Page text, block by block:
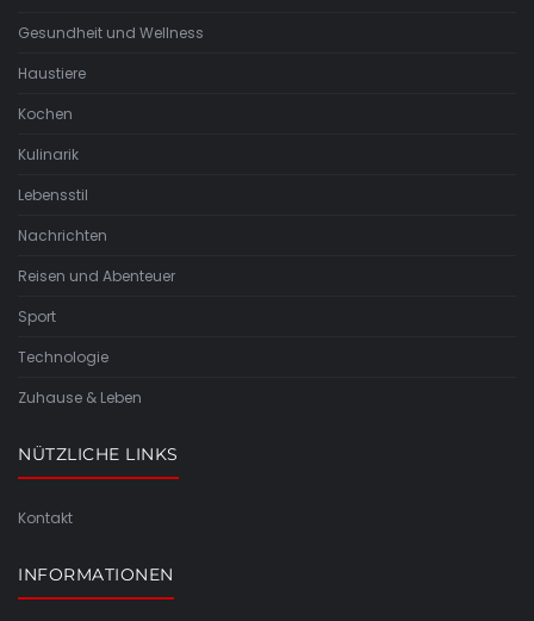
Gesundheit und Wellness
Haustiere
Kochen
Kulinarik
Lebensstil
Nachrichten
Reisen und Abenteuer
Sport
Technologie
Zuhause & Leben
NÜTZLICHE LINKS
Kontakt
INFORMATIONEN